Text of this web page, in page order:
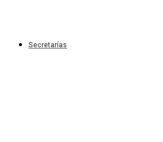
Secretarías